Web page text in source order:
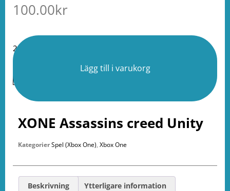
100.00kr
2 i lager
Lägg till i varukorg
XONE Assassins creed Unity
KategorierSpel (Xbox One), Xbox One
Beskrivning Ytterligare information